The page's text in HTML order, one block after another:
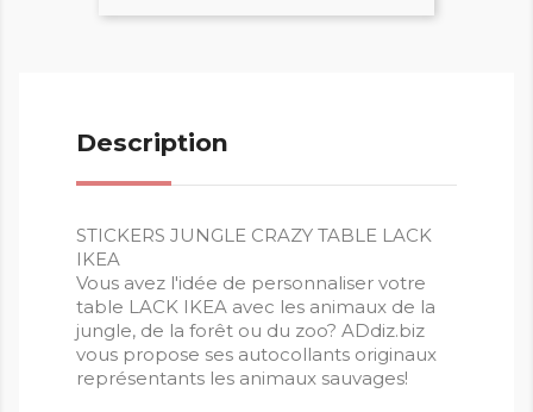
Description
STICKERS JUNGLE CRAZY TABLE LACK
IKEA
Vous avez l'idée de personnaliser votre
table LACK IKEA avec les animaux de la
jungle, de la forêt ou du zoo? ADdiz.biz
vous propose ses autocollants originaux
représentants les animaux sauvages!